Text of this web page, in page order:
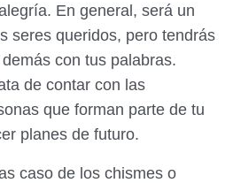
En general, será un
seres queridos, pero tendrás
con tus palabras.
de contar con las
que forman parte de tu
planes de futuro.
caso de los chismes o